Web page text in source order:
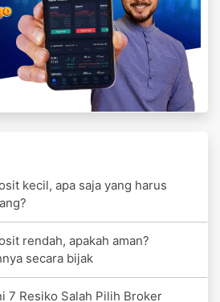
kecil, apa saja yang harus
rendah, apakah aman?
secara bijak
7 Resiko Salah Pilih Broker